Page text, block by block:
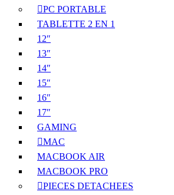
PC PORTABLE
TABLETTE 2 EN 1
12″
13″
14″
15″
16″
17″
GAMING
MAC
MACBOOK AIR
MACBOOK PRO
PIECES DETACHEES